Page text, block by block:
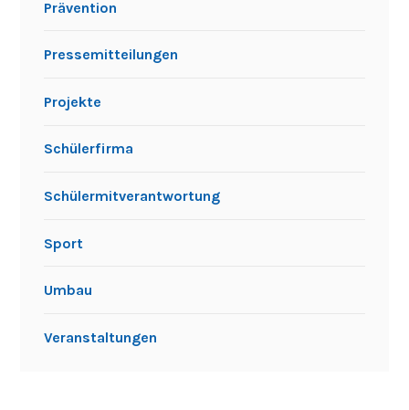
Prävention
Pressemitteilungen
Projekte
Schülerfirma
Schülermitverantwortung
Sport
Umbau
Veranstaltungen